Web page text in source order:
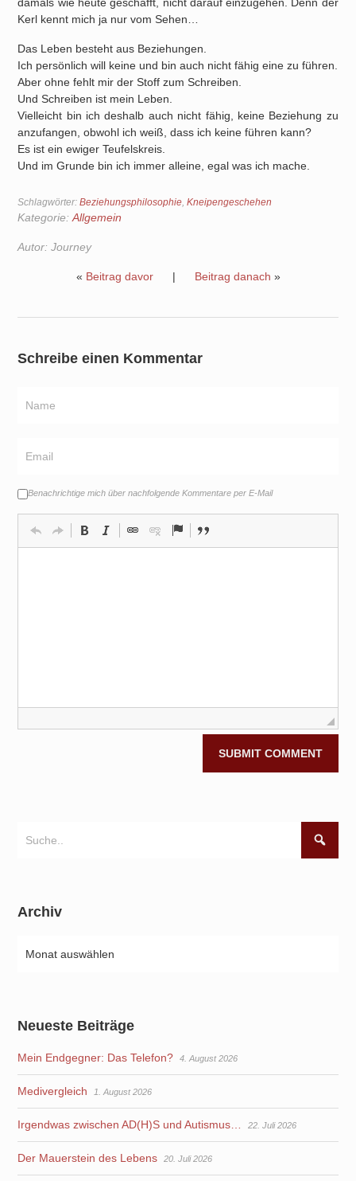
Kerl kennt mich ja nur vom Sehen…
Das Leben besteht aus Beziehungen.
Ich persönlich will keine und bin auch nicht fähig eine zu führen.
Aber ohne fehlt mir der Stoff zum Schreiben.
Und Schreiben ist mein Leben.
Vielleicht bin ich deshalb auch nicht fähig, keine Beziehung zu
anzufangen, obwohl ich weiß, dass ich keine führen kann?
Es ist ein ewiger Teufelskreis.
Und im Grunde bin ich immer alleine, egal was ich mache.
Schlagwörter:Beziehungsphilosophie,Kneipengeschehen
Kategorie: Allgemein
Autor: Journey
« Beitrag davor| Beitrag danach »
Schreibe einen Kommentar
Benachrichtige mich über nachfolgende Kommentare per E-Mail
Archiv
Neueste Beiträge
Mein Endgegner: Das Telefon? 4. August 2026
Medivergleich 1. August 2026
Irgendwas zwischen AD(H)S und Autismus… 22. Juli 2026
Der Mauerstein des Lebens 20. Juli 2026